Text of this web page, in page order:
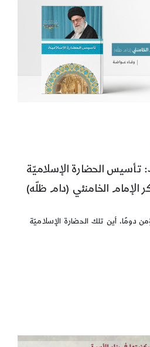
تأسيس الحضارة الإسلاميّة
الإمام الخامنئي (دام ظلّه)
دومًا، أين تلك الحضارة الإسلاميّة